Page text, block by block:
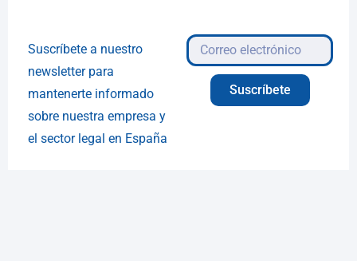
Suscríbete a nuestro
newsletter para
mantenerte informado
sobre nuestra empresa y
el sector legal en España
Suscríbete